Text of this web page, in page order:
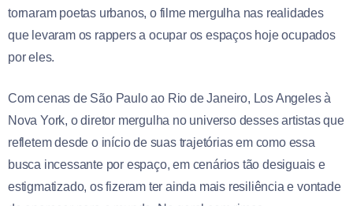
tornaram poetas urbanos, o filme mergulha nas realidades
que levaram os rappers a ocupar os espaços hoje ocupados
por eles.
Com cenas de São Paulo ao Rio de Janeiro, Los Angeles à
Nova York, o diretor mergulha no universo desses artistas que
refletem desde o início de suas trajetórias em como essa
busca incessante por espaço, em cenários tão desiguais e
estigmatizado, os fizeram ter ainda mais resiliência e vontade